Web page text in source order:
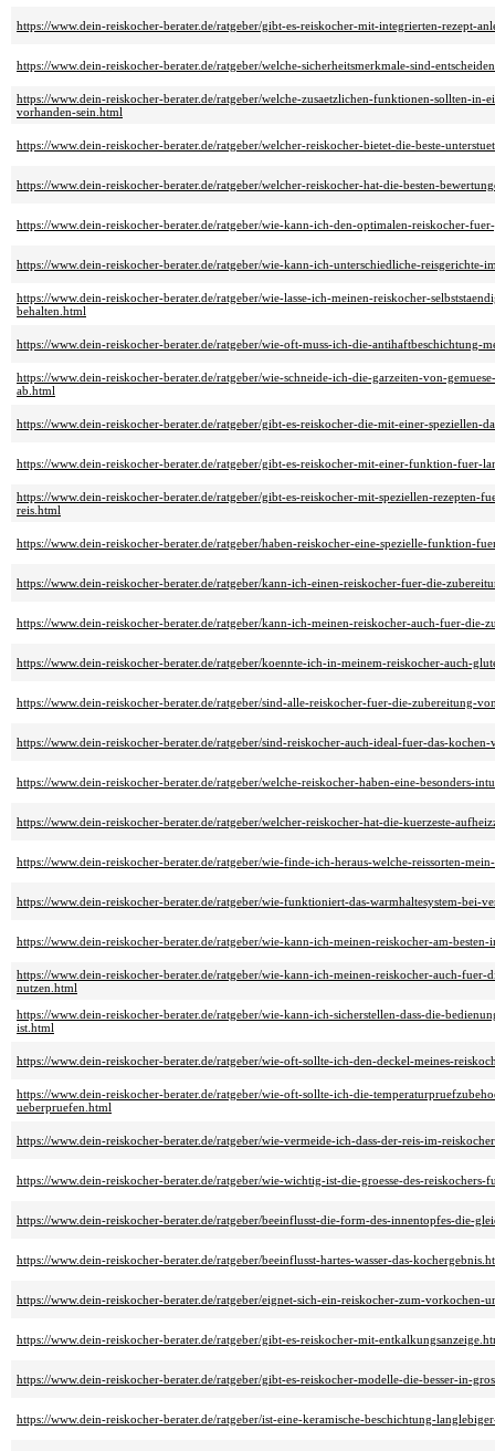
https://www.dein-reiskocher-berater.de/ratgeber/gibt-es-reiskocher-mit-integrierten-rezept-
https://www.dein-reiskocher-berater.de/ratgeber/welche-sicherheitsmerkmale-sind-
https://www.dein-reiskocher-berater.de/ratgeber/welche-zusaetzlichen-funktionen-sollten-
vorhanden-sein.html
https://www.dein-reiskocher-berater.de/ratgeber/welcher-reiskocher-bietet-die-beste-
https://www.dein-reiskocher-berater.de/ratgeber/welcher-reiskocher-hat-die-besten-
https://www.dein-reiskocher-berater.de/ratgeber/wie-kann-ich-den-optimalen-reiskocher-
https://www.dein-reiskocher-berater.de/ratgeber/wie-kann-ich-unterschiedliche-reisgerichte-
https://www.dein-reiskocher-berater.de/ratgeber/wie-lasse-ich-meinen-reiskocher-
behalten.html
https://www.dein-reiskocher-berater.de/ratgeber/wie-oft-muss-ich-die-antihaftbeschichtung-
https://www.dein-reiskocher-berater.de/ratgeber/wie-schneide-ich-die-garzeiten-von-
ab.html
https://www.dein-reiskocher-berater.de/ratgeber/gibt-es-reiskocher-die-mit-einer-speziellen-
https://www.dein-reiskocher-berater.de/ratgeber/gibt-es-reiskocher-mit-einer-funktion-fuer-
https://www.dein-reiskocher-berater.de/ratgeber/gibt-es-reiskocher-mit-speziellen-rezepten-
reis.html
https://www.dein-reiskocher-berater.de/ratgeber/haben-reiskocher-eine-spezielle-funktion-
https://www.dein-reiskocher-berater.de/ratgeber/kann-ich-einen-reiskocher-fuer-die-
https://www.dein-reiskocher-berater.de/ratgeber/kann-ich-meinen-reiskocher-auch-fuer-die-
https://www.dein-reiskocher-berater.de/ratgeber/koennte-ich-in-meinem-reiskocher-auch-
https://www.dein-reiskocher-berater.de/ratgeber/sind-alle-reiskocher-fuer-die-zubereitung-
https://www.dein-reiskocher-berater.de/ratgeber/sind-reiskocher-auch-ideal-fuer-das-
https://www.dein-reiskocher-berater.de/ratgeber/welche-reiskocher-haben-eine-besonders-
https://www.dein-reiskocher-berater.de/ratgeber/welcher-reiskocher-hat-die-kuerzeste-
https://www.dein-reiskocher-berater.de/ratgeber/wie-finde-ich-heraus-welche-reissorten-
https://www.dein-reiskocher-berater.de/ratgeber/wie-funktioniert-das-warmhaltesystem-bei-
https://www.dein-reiskocher-berater.de/ratgeber/wie-kann-ich-meinen-reiskocher-am-
https://www.dein-reiskocher-berater.de/ratgeber/wie-kann-ich-meinen-reiskocher-auch-
nutzen.html
https://www.dein-reiskocher-berater.de/ratgeber/wie-kann-ich-sicherstellen-dass-die-
ist.html
https://www.dein-reiskocher-berater.de/ratgeber/wie-oft-sollte-ich-den-deckel-meines-
https://www.dein-reiskocher-berater.de/ratgeber/wie-oft-sollte-ich-die-
ueberpruefen.html
https://www.dein-reiskocher-berater.de/ratgeber/wie-vermeide-ich-dass-der-reis-im-
https://www.dein-reiskocher-berater.de/ratgeber/wie-wichtig-ist-die-groesse-des-
https://www.dein-reiskocher-berater.de/ratgeber/beeinflusst-die-form-des-innentopfes-die-
https://www.dein-reiskocher-berater.de/ratgeber/beeinflusst-hartes-wasser-das-
https://www.dein-reiskocher-berater.de/ratgeber/eignet-sich-ein-reiskocher-zum-
https://www.dein-reiskocher-berater.de/ratgeber/gibt-es-reiskocher-mit-
https://www.dein-reiskocher-berater.de/ratgeber/gibt-es-reiskocher-modelle-die-besser-in-
https://www.dein-reiskocher-berater.de/ratgeber/ist-eine-keramische-beschichtung-